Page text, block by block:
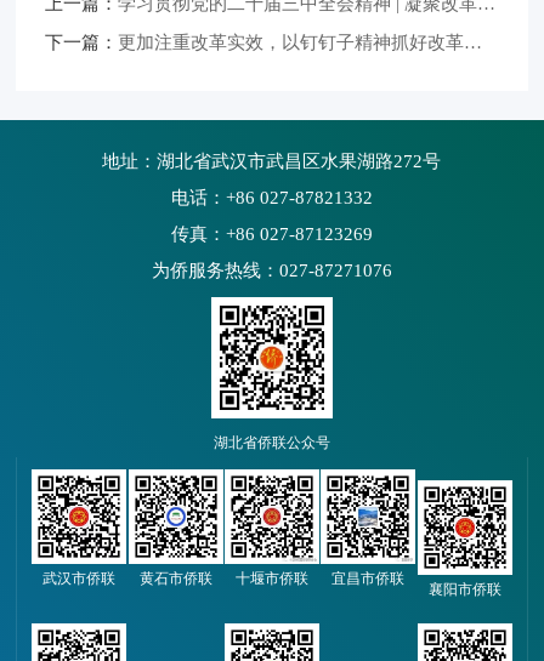
下一篇： 更加注重改革实效，以钉钉子精神抓好改革落实 ——论学习贯彻党的二十届三中全会精神
地址：湖北省武汉市武昌区水果湖路272号
电话：+86 027-87821332
传真：+86 027-87123269
为侨服务热线：027-87271076
湖北省侨联公众号
武汉市侨联 黄石市侨联 十堰市侨联 宜昌市侨联
襄阳市侨联